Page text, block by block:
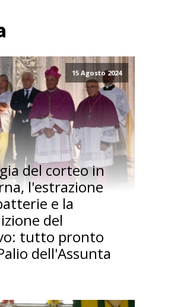
15 Agosto 2024
del corteo in
l'estrazione
e la
del
tutto pronto
dell'Assunta